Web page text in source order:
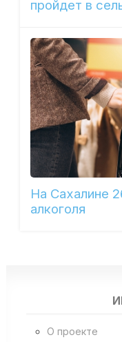
пройдет в
На Сахалине
алкоголя
О проекте